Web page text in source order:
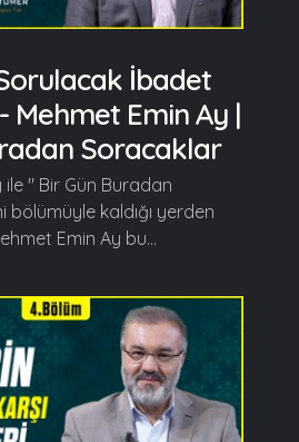
İbadet
Mehmet Emin Ay |
Soracaklar
ile " Bir Gün Buradan
kaldığı yerden
Emin Ay bu...